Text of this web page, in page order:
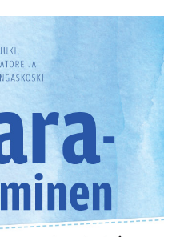
Tietopalvelun